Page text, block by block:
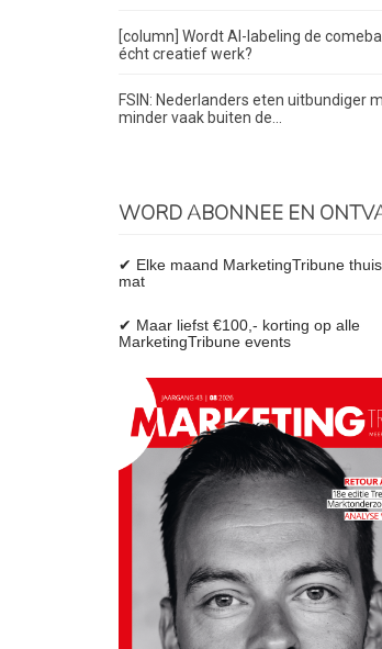
[column] Wordt AI-labeling de
écht creatief werk?
FSIN: Nederlanders eten uitbundiger
minder vaak buiten de...
WORD ABONNEE EN
✔ Elke maand MarketingTribune
mat
✔ Maar liefst €100,- korting op alle
MarketingTribune events